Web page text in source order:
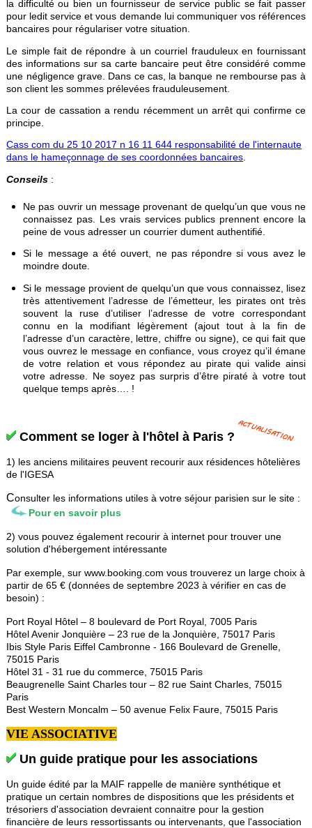
la difficulté ou bien un fournisseur de service public se fait passer
pour ledit service et vous demande lui communiquer vos références
bancaires pour régulariser votre situation.
Le simple fait de répondre à un courriel frauduleux en fournissant
des informations sur sa carte bancaire peut être considéré comme
une négligence grave. Dans ce cas, la banque ne rembourse pas à
son client les sommes prélevées frauduleusement.
La cour de cassation a rendu récemment un arrêt qui confirme ce
principe.
Cass com du 25 10 2017 n 16 11 644 responsabilité de l'internaute
dans le hameçonnage de ses coordonnées bancaires.
Conseils :
Ne pas ouvrir un message provenant de quelqu’un que vous ne
connaissez pas. Les vrais services publics prennent encore la
peine de vous adresser un courrier dument authentifié.
Si le message a été ouvert, ne pas répondre si vous avez le
moindre doute.
Si le message provient de quelqu’un que vous connaissez, lisez
très attentivement l’adresse de l’émetteur, les pirates ont très
souvent la ruse d’utiliser l’adresse de votre correspondant
connu en la modifiant légèrement (ajout tout à la fin de
l’adresse d’un caractère, lettre, chiffre ou signe), ce qui fait que
vous ouvrez le message en confiance, vous croyez qu’il émane
de votre relation et vous répondez au pirate qui valide ainsi
votre adresse. Ne soyez pas surpris d’être piraté à votre tout
quelque temps après…. !
Comment se loger à l'hôtel à Paris ?
1) les anciens militaires peuvent recourir aux résidences hôtelières
de l'IGESA
Consulter les informations utiles à votre séjour parisien sur le site :
Pour en savoir plus
2) vous pouvez également recourir à internet pour trouver une
solution d'hébergement intéressante
Par exemple, sur www.booking.com vous trouverez un large choix à
partir de 65 € (données de septembre 2023 à vérifier en cas de
besoin) :
Port Royal Hôtel – 8 boulevard de Port Royal, 7005 Paris
Hôtel Avenir Jonquière – 23 rue de la Jonquière, 75017 Paris
Ibis Style Paris Eiffel Cambronne - 166 Boulevard de Grenelle,
75015 Paris
Hôtel 31 - 31 rue du commerce, 75015 Paris
Beaugrenelle Saint Charles tour – 82 rue Saint Charles, 75015
Paris
Best Western Moncalm – 50 avenue Felix Faure, 75015 Paris
VIE ASSOCIATIVE
Un guide pratique pour les associations
Un guide édité par la MAIF rappelle de manière synthétique et
pratique un certain nombres de dispositions que les présidents et
trésoriers d'association devraient connaitre pour la gestion
financière de leurs ressortissants ou intervenants, que l'association